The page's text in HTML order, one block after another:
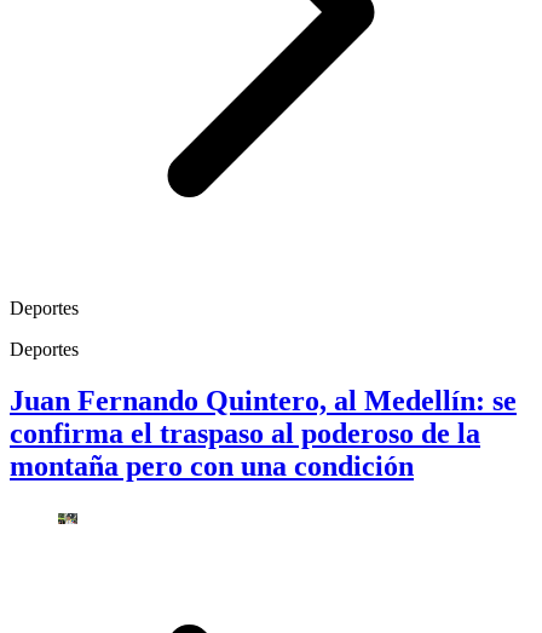
Deportes
Deportes
Juan Fernando Quintero, al Medellín: se
confirma el traspaso al poderoso de la
montaña pero con una condición